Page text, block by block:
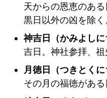
天からの恩恵のある
黒日以外の凶を除く
神吉日（かみよしに
吉日。神社参拝、祖
月徳日（つきとくに
その月の福徳がある